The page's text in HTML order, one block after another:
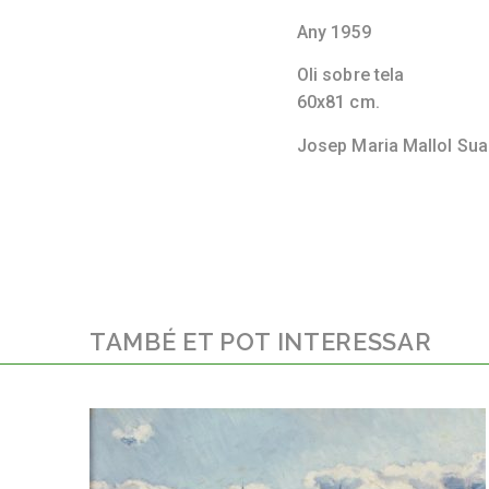
Any 1959
Oli sobre tela
60x81 cm.
Josep Maria Mallol
TAMBÉ ET POT INTERESSAR